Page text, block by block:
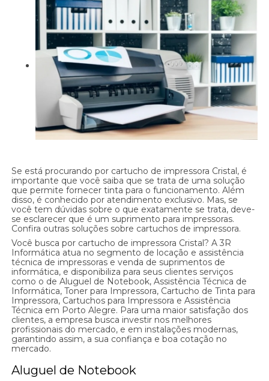
Se está procurando por cartucho de impressora Cristal, é
importante que você saiba que se trata de uma solução
que permite fornecer tinta para o funcionamento. Além
disso, é conhecido por atendimento exclusivo. Mas, se
você tem dúvidas sobre o que exatamente se trata, deve-
se esclarecer que é um suprimento para impressoras.
Confira outras soluções sobre cartuchos de impressora.
Você busca por cartucho de impressora Cristal? A 3R
Informática atua no segmento de locação e assistência
técnica de impressoras e venda de suprimentos de
informática, e disponibiliza para seus clientes serviços
como o de Aluguel de Notebook, Assistência Técnica de
Informática, Toner para Impressora, Cartucho de Tinta para
Impressora, Cartuchos para Impressora e Assistência
Técnica em Porto Alegre. Para uma maior satisfação dos
clientes, a empresa busca investir nos melhores
profissionais do mercado, e em instalações modernas,
garantindo assim, a sua confiança e boa cotação no
mercado.
Aluguel de Notebook